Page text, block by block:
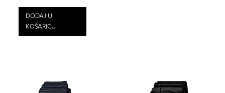
DODAJ U
KOŠARICU